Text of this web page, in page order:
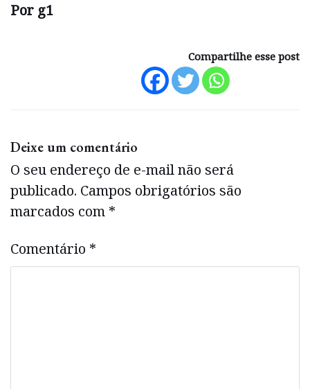
Por g1
Compartilhe esse post
Deixe um comentário
O seu endereço de e-mail não será
publicado. Campos obrigatórios são
marcados com *
Comentário *